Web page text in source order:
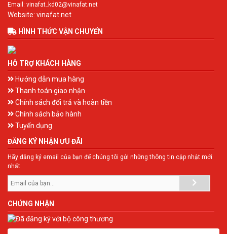
Email: vinafat_kd02@vinafat.net
Website: vinafat.net
HÌNH THỨC VẬN CHUYỂN
HỖ TRỢ KHÁCH HÀNG
Hướng dẫn mua hàng
Thanh toán giao nhận
Chính sách đổi trả và hoàn tiền
Chính sách bảo hành
Tuyển dụng
ĐĂNG KÝ NHẬN ƯU ĐÃI
Hãy đăng ký email của bạn để chúng tôi gửi những thông tin cập nhật mới
nhất
CHỨNG NHẬN